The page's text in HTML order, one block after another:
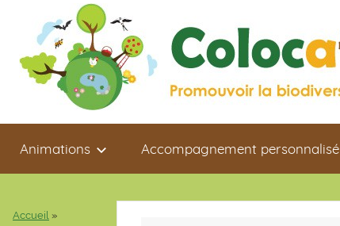
contenu
Colocaterre
Promouvoir
la
proximité
Animations Accompagnement personnalisé
Accueil »